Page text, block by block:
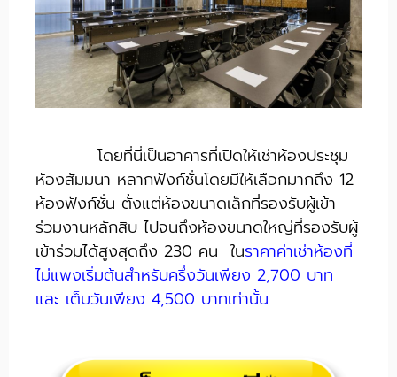
โดยที่นี่เป็นอาคารที่เปิดให้เช่าห้องประชุม
ห้องสัมมนา หลากฟังก์ชั่นโดยมีให้เลือกมากถึง 12
ห้องฟังก์ชั่น ตั้งแต่ห้องขนาดเล็กที่รองรับผู้เข้า
ร่วมงานหลักสิบ ไปจนถึงห้องขนาดใหญ่ที่รองรับผู้
เข้าร่วมได้สูงสุดถึง 230 คน ในราคาค่าเช่าห้องที่
ไม่แพงเริ่มต้นสำหรับครึ่งวันเพียง 2,700 บาท
และ เต็มวันเพียง 4,500 บาทเท่านั้น